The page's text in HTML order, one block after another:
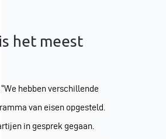
het meest
hebben verschillende
van eisen opgesteld.
in gesprek gegaan.